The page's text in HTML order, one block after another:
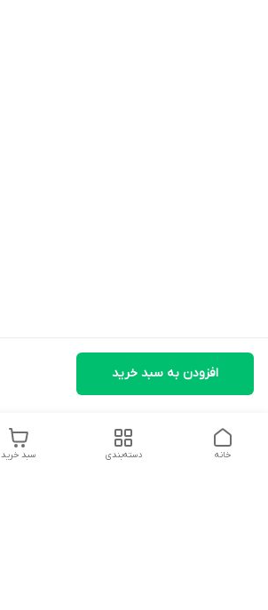
افزودن به سبد خرید
سبد خرید دسته‌بندی خانه